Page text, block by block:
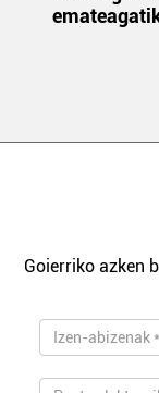
Goierriko azken